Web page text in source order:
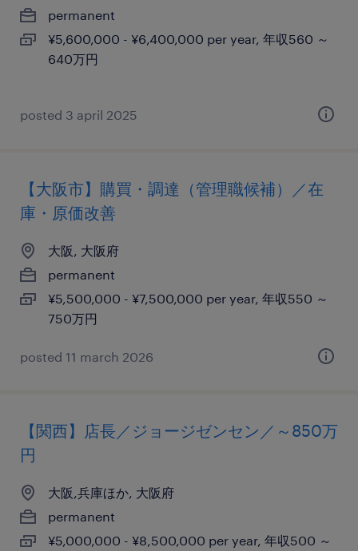
permanent
¥5,600,000 - ¥6,400,000 per year, 年収560 ～
640万円
posted 3 april 2025
【大阪市】購買・調達（管理職候補）／在
庫・原価改善
大阪, 大阪府
permanent
¥5,500,000 - ¥7,500,000 per year, 年収550 ～
750万円
posted 11 march 2026
【関西】店長／ジョージゼンセン／～850万
円
大阪,兵庫ほか, 大阪府
permanent
¥5,000,000 - ¥8,500,000 per year, 年収500 ～